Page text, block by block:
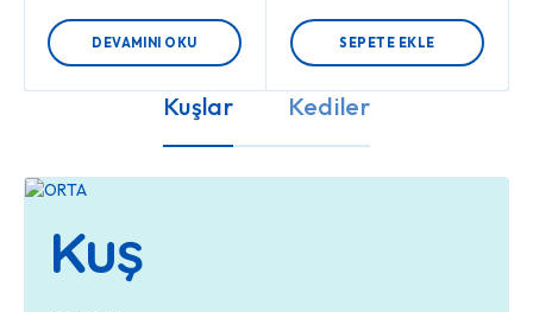
DEVAMINI OKU SEPETE EKLE
Kuşlar Kediler
Kuş